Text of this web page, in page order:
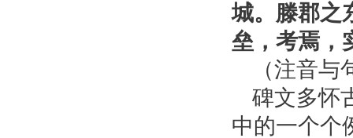
城。滕郡之
垒，考焉，
（注音
碑文多怀
中的一个个